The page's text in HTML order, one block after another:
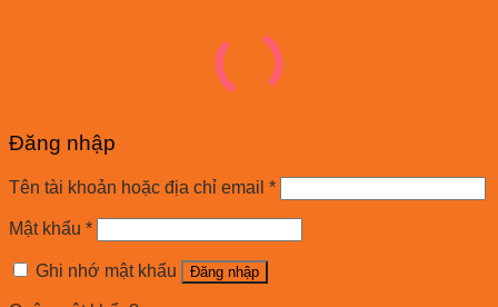
Đăng nhập
Tên tài khoản hoặc địa chỉ email *
Mật khẩu *
Ghi nhớ mật khẩu Đăng nhập